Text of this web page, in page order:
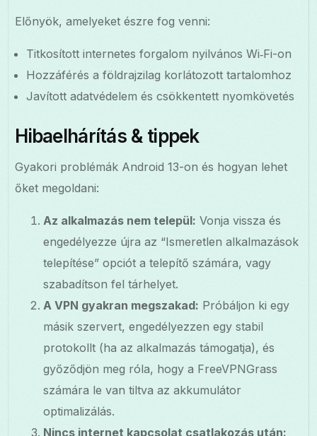
Előnyök, amelyeket észre fog venni:
Titkosított internetes forgalom nyilvános Wi‑Fi-on
Hozzáférés a földrajzilag korlátozott tartalomhoz
Javított adatvédelem és csökkentett nyomkövetés
Hibaelhárítás & tippek
Gyakori problémák Android 13-on és hogyan lehet
őket megoldani:
Az alkalmazás nem települ: Vonja vissza és
engedélyezze újra az “Ismeretlen alkalmazások
telepítése” opciót a telepítő számára, vagy
szabadítson fel tárhelyet.
A VPN gyakran megszakad: Próbáljon ki egy
másik szervert, engedélyezzen egy stabil
protokollt (ha az alkalmazás támogatja), és
győződjön meg róla, hogy a FreeVPNGrass
számára le van tiltva az akkumulátor
optimalizálás.
Nincs internet kapcsolat csatlakozás után: